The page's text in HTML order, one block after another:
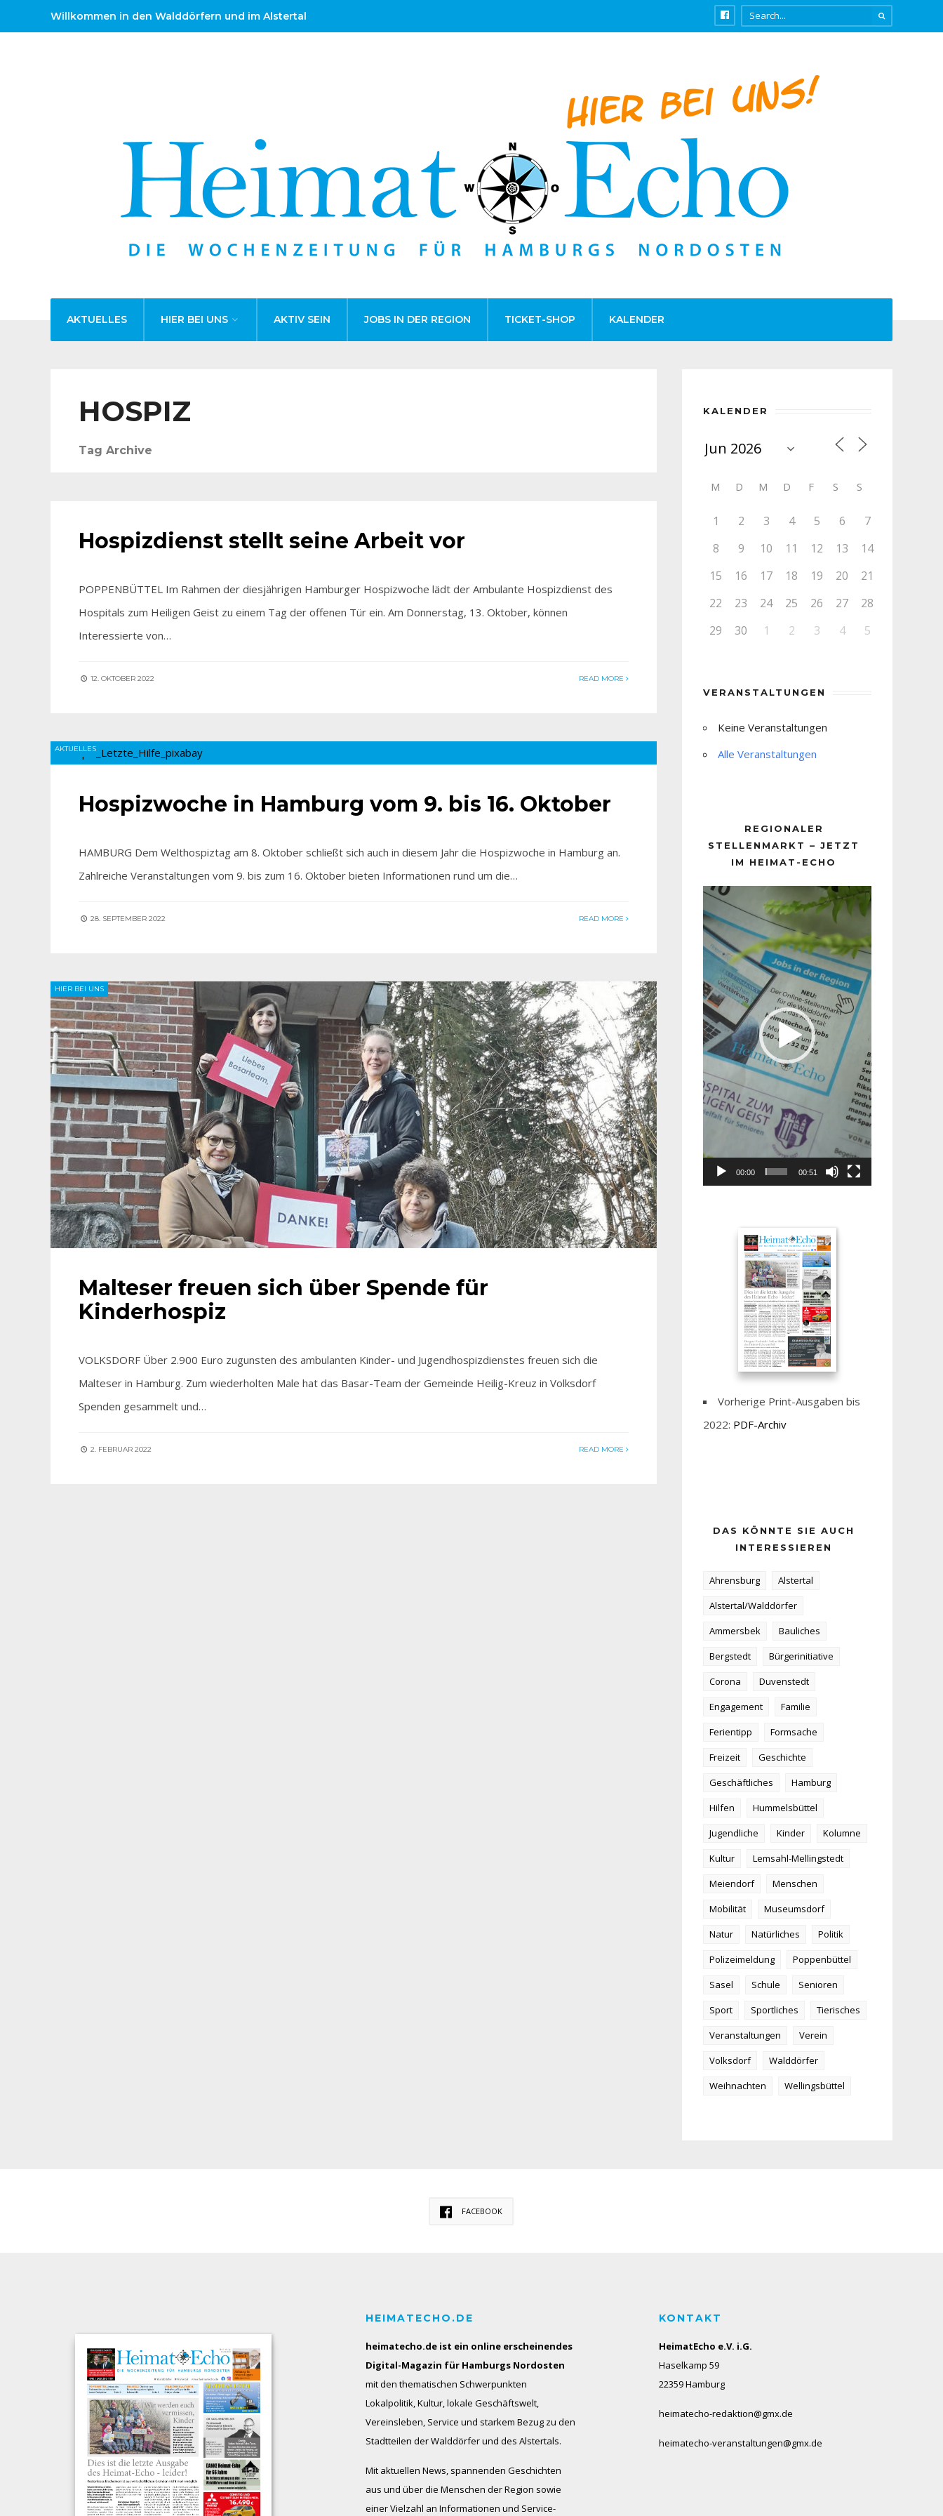
Willkommen in den Walddörfern und im Alstertal
AKTUELLES HIER BEI UNS AKTIV SEIN JOBS IN DER REGION TICKET-SHOP KALENDER
HOSPIZ
Tag Archive
Hospizdienst stellt seine Arbeit vor
POPPENBÜTTEL Im Rahmen der diesjährigen Hamburger Hospizwoche lädt der Ambulante Hospizdienst des
Hospitals zum Heiligen Geist zu einem Tag der offenen Tür ein. Am Donnerstag, 13. Oktober, können
Interessierte von…
12. OKTOBER 2022 READ MORE
AKTUELLES
Hospizwoche in Hamburg vom 9. bis 16. Oktober
HAMBURG Dem Welthospiztag am 8. Oktober schließt sich auch in diesem Jahr die Hospizwoche in Hamburg an.
Zahlreiche Veranstaltungen vom 9. bis zum 16. Oktober bieten Informationen rund um die…
28. SEPTEMBER 2022 READ MORE
HIER BEI UNS
Malteser freuen sich über Spende für
Kinderhospiz
VOLKSDORF Über 2.900 Euro zugunsten des ambulanten Kinder- und Jugendhospizdienstes freuen sich die
Malteser in Hamburg. Zum wiederholten Male hat das Basar-Team der Gemeinde Heilig-Kreuz in Volksdorf
Spenden gesammelt und…
2. FEBRUAR 2022 READ MORE
KALENDER
M D M D F S S
1 2 3 4 5 6
7
8
9 10 11 12 13
14
15
16 17 18 19 20
21
22
23 24 25 26 27
28
29
30 1 2 3 4 5
VERANSTALTUNGEN
Keine Veranstaltungen
Alle Veranstaltungen
REGIONALER
STELLENMARKT – JETZT
IM HEIMAT-ECHO
Player
00:00 00:51
Vorherige Print-Ausgaben bis
2022: PDF-Archiv
DAS KÖNNTE SIE AUCH
INTERESSIEREN
Ahrensburg
Alstertal
Alstertal/Walddörfer
Ammersbek
Bauliches
Bergstedt
Bürgerinitiative
Corona
Duvenstedt
Engagement
Familie
Ferientipp
Formsache
Freizeit
Geschichte
Geschäftliches
Hamburg
Hilfen
Hummelsbüttel
Jugendliche
Kinder
Kolumne
Kultur
Lemsahl-Mellingstedt
Meiendorf
Menschen
Mobilität
Museumsdorf
Natur
Natürliches
Politik
Polizeimeldung
Poppenbüttel
Sasel
Schule
Senioren
Sport
Sportliches
Tierisches
Veranstaltungen
Verein
Volksdorf
Walddörfer
Weihnachten
Wellingsbüttel
FACEBOOK
HEIMATECHO.DE
heimatecho.de ist ein online erscheinendes
Digital-Magazin für Hamburgs Nordosten
mit den thematischen Schwerpunkten
Lokalpolitik, Kultur, lokale Geschäftswelt,
Vereinsleben, Service und starkem Bezug zu den
Stadtteilen der Walddörfer und des Alstertals.
Mit aktuellen News, spannenden Geschichten
aus und über die Menschen der Region sowie
einer Vielzahl an Informationen und Service-
KONTAKT
HeimatEcho e.V. i.G.
Haselkamp 59
22359 Hamburg
heimatecho-redaktion@gmx.de
heimatecho-veranstaltungen@gmx.de